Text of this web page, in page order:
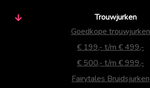
Trouwjurken
Goedkope trouwjurken
€ 199,- t/m € 499,-
€ 500,- t/m € 999,-
Fairytales Bruidsjurken